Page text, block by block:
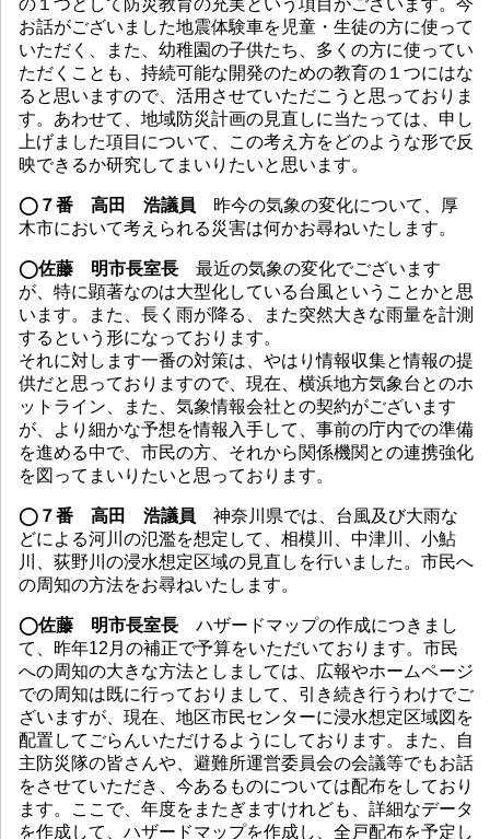
お話がございました地震体験車を児童・生徒の方に使って
いただく、また、幼稚園の子供たち、多くの方に使ってい
ただくことも、持続可能な開発のための教育の１つにはな
ると思いますので、活用させていただこうと思っておりま
す。あわせて、地域防災計画の見直しに当たっては、申し
上げました項目について、この考え方をどのような形で反
映できるか研究してまいりたいと思います。
◯７番 高田 浩議員 昨今の気象の変化について、厚
木市において考えられる災害は何かお尋ねいたします。
◯佐藤 明市長室長 最近の気象の変化でございます
が、特に顕著なのは大型化している台風ということかと思
います。また、長く雨が降る、また突然大きな雨量を計測
するという形になっております。
それに対します一番の対策は、やはり情報収集と情報の提
供だと思っておりますので、現在、横浜地方気象台とのホ
ットライン、また、気象情報会社との契約がございます
が、より細かな予想を情報入手して、事前の庁内での準備
を進める中で、市民の方、それから関係機関との連携強化
を図ってまいりたいと思っております。
◯７番 高田 浩議員 神奈川県では、台風及び大雨な
どによる河川の氾濫を想定して、相模川、中津川、小鮎
川、荻野川の浸水想定区域の見直しを行いました。市民へ
の周知の方法をお尋ねいたします。
◯佐藤 明市長室長 ハザードマップの作成につきまし
て、昨年12月の補正で予算をいただいております。市民
への周知の大きな方法としましては、広報やホームページ
での周知は既に行っておりまして、引き続き行うわけでご
ざいますが、現在、地区市民センターに浸水想定区域図を
配置してごらんいただけるようにしております。また、自
主防災隊の皆さんや、避難所運営委員会の会議等でもお話
をさせていただき、今あるものについては配布をしており
ます。ここで、年度をまたぎますけれども、詳細なデータ
を作成して、ハザードマップを作成し、全戸配布を予定し